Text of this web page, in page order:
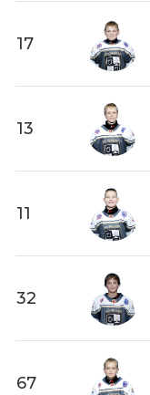
17
13
11
32
67